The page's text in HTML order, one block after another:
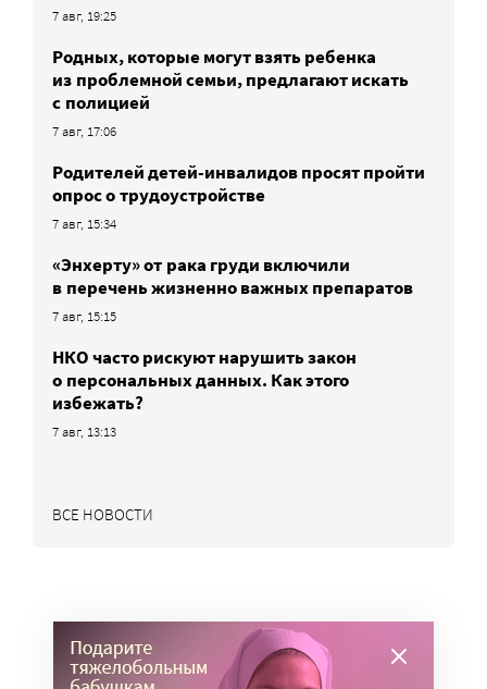
7 авг, 19:25
Родных, которые могут взять ребенка
из проблемной семьи, предлагают искать
с полицией
7 авг, 17:06
Родителей детей-инвалидов просят пройти
опрос о трудоустройстве
7 авг, 15:34
«Энхерту» от рака груди включили
в перечень жизненно важных препаратов
7 авг, 15:15
НКО часто рискуют нарушить закон
о персональных данных. Как этого
избежать?
7 авг, 13:13
ВСЕ НОВОСТИ